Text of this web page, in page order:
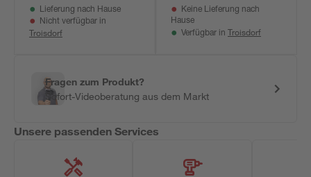
Lieferung nach Hause
Nicht verfügbar in
Troisdorf
Keine Lieferung nach
Hause
Verfügbar in Troisdorf
Fragen zum Produkt?
Sofort-Videoberatung aus dem Markt
Unsere passenden Services